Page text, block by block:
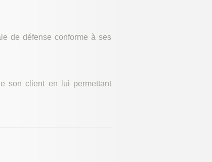
de défense conforme à ses
son client en lui permettant